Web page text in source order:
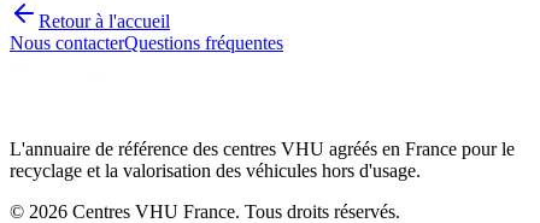
Retour à l'accueil
Nous contacterQuestions fréquentes
L'annuaire de référence des centres VHU agréés en France pour le
recyclage et la valorisation des véhicules hors d'usage.
© 2026 Centres VHU France. Tous droits réservés.